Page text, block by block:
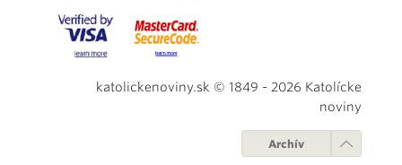
katolickenoviny.sk © 1849 - 2026 Katolícke
noviny
Archív